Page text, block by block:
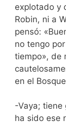
explotado y
Robin, ni a
pensó:
no tengo
tiempo», de
en el
-Vaya; tiene
ha sido ese